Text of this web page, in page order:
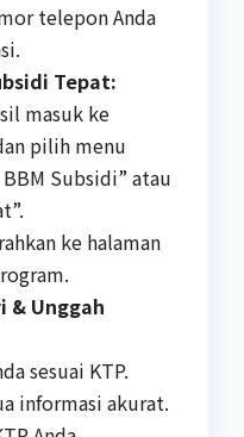
telepon Anda
Tepat:
masuk ke
pilih menu
Subsidi” atau
ke halaman
& Unggah
sesuai KTP.
informasi akurat.